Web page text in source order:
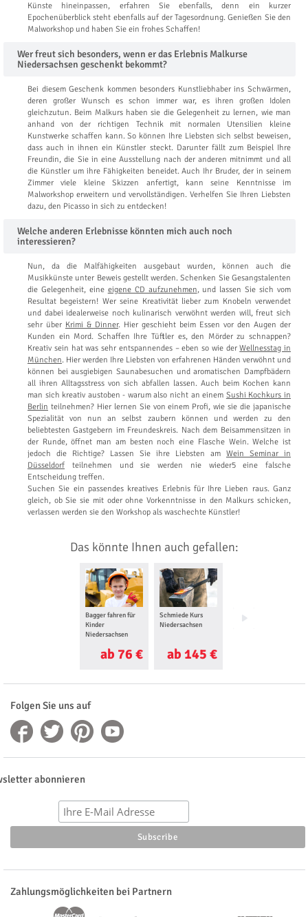
Künste hineinpassen, erfahren Sie ebenfalls, denn ein kurzer
Epochenüberblick steht ebenfalls auf der Tagesordnung. Genießen Sie den
Malworkshop und haben Sie ein frohes Schaffen!
Wer freut sich besonders, wenn er das Erlebnis Malkurse
Niedersachsen geschenkt bekommt?
Bei diesem Geschenk kommen besonders Kunstliebhaber ins Schwärmen,
deren großer Wunsch es schon immer war, es ihren großen Idolen
gleichzutun. Beim Malkurs haben sie die Gelegenheit zu lernen, wie man
anhand von der richtigen Technik mit normalen Utensilien kleine
Kunstwerke schaffen kann. So können Ihre Liebsten sich selbst beweisen,
dass auch in ihnen ein Künstler steckt. Darunter fällt zum Beispiel Ihre
Freundin, die Sie in eine Ausstellung nach der anderen mitnimmt und all
die Künstler um ihre Fähigkeiten beneidet. Auch Ihr Bruder, der in seinem
Zimmer viele kleine Skizzen anfertigt, kann seine Kenntnisse im
Malworkshop erweitern und vervollständigen. Verhelfen Sie Ihren Liebsten
dazu, den Picasso in sich zu entdecken!
Welche anderen Erlebnisse könnten mich auch noch
interessieren?
Nun, da die Malfähigkeiten ausgebaut wurden, können auch die
Musikkünste unter Beweis gestellt werden. Schenken Sie Gesangstalenten
die Gelegenheit, eine eigene CD aufzunehmen, und lassen Sie sich vom
Resultat begeistern! Wer seine Kreativität lieber zum Knobeln verwendet
und dabei idealerweise noch kulinarisch verwöhnt werden will, freut sich
sehr über Krimi & Dinner. Hier geschieht beim Essen vor den Augen der
Kunden ein Mord. Schaffen Ihre Tüftler es, den Mörder zu schnappen?
Kreativ sein hat was sehr entspannendes – eben so wie derWellnesstag in
München. Hier werden Ihre Liebsten von erfahrenen Händen verwöhnt und
können bei ausgiebigen Saunabesuchen und aromatischen Dampfbädern
all ihren Alltagsstress von sich abfallen lassen. Auch beim Kochen kann
man sich kreativ austoben - warum also nicht an einem Sushi Kochkurs in
Berlin teilnehmen? Hier lernen Sie von einem Profi, wie sie die japanische
Spezialität von nun an selbst zaubern können und werden zu den
beliebtesten Gastgebern im Freundeskreis. Nach dem Beisammensitzen in
der Runde, öffnet man am besten noch eine Flasche Wein. Welche ist
jedoch die Richtige? Lassen Sie ihre Liebsten am Wein Seminar in
Düsseldorf teilnehmen und sie werden nie wieder5 eine falsche
Entscheidung treffen.
Suchen Sie ein passendes kreatives Erlebnis für Ihre Lieben raus. Ganz
gleich, ob Sie sie mit oder ohne Vorkenntnisse in den Malkurs schicken,
verlassen werden sie den Workshop als waschechte Künstler!
Das könnte Ihnen auch gefallen:
Bagger fahren für
Kinder
Niedersachsen
ab 76 €
Schmiede Kurs
Niedersachsen
ab 145 €
Foto Love Story für
Folgen Sie uns auf
abonnieren
Zahlungsmöglichkeiten bei Partnern